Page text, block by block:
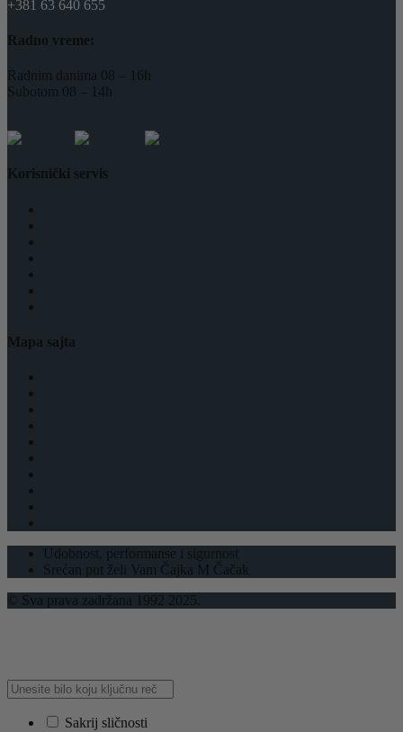
+381 63 640 655
Radno vreme:
Radnim danima 08 – 16h
Subotom 08 – 14h
Korisnički servis
Mapa sajta
Udobnost, performanse i sigurnost
Srećan put želi Vam Čajka M Čačak
© Sva prava zadržana 1992 2025.
Sakrij sličnosti